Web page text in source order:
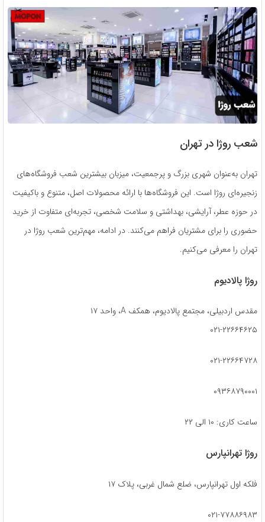
شعب روژا در تهران
تهران به‌عنوان شهری بزرگ و پرجمعیت، میزبان بیشترین شعب فروشگاه‌های
زنجیره‌ای روژا است. این فروشگاه‌ها با ارائه محصولات اصل، متنوع و باکیفیت
در حوزه عطر، آرایشی، بهداشتی و سلامت شخصی، تجربه‌ای متفاوت از خرید
حضوری را برای مشتریان فراهم می‌کنند. در ادامه، مهم‌ترین شعب روژا در
تهران را معرفی می‌کنیم.
روژا پالادیوم
مقدس اردبیلی، مجتمع پالادیوم، همکف A، واحد ۱۷
۰۲۱-۲۲۶۶۴۶۲۵
۰۲۱-۲۲۶۶۴۷۲۸
۰۹۳۶۸۷۹۰۰۰۱
ساعت کاری: ۱۰ الی ۲۲
روژا تهرانپارس
فلکه اول تهرانپارس، ضلع شمال غربی، پلاک ۱۷
۰۲۱-۷۷۸۸۶۹۸۳